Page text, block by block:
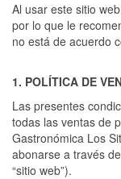
Al usar este sitio
por lo que le
no está de acuerdo
1. POLÍTICA DE
Las presentes
todas las ventas de
Gastronómica Los
abonarse a través
“sitio web”).